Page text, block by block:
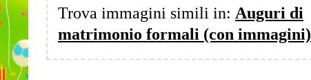
Trova immagini simili in: Auguri di
matrimonio formali (con immagini)